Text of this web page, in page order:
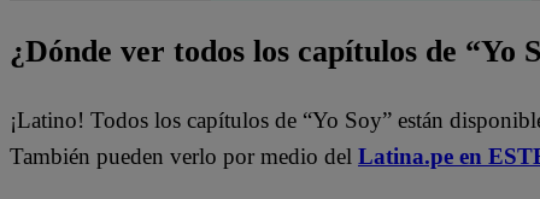
¿Dónde ver todos los capítulos de “Yo
¡Latino! Todos los capítulos de “Yo Soy” están
También pueden verlo por medio del Latina.pe en